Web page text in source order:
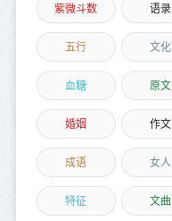
紫微斗数 语录
五行 文化
血糖 原文
婚姻 作文
成语 女人
特征 文曲